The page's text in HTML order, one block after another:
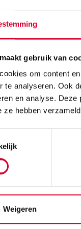
gebruik van
om content
te analyseren. Ook
en analyse.
ze hebben
Weigeren